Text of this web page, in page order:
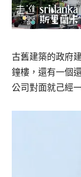
古舊建築的政府
鐘樓，還有一個
公司對面就己經